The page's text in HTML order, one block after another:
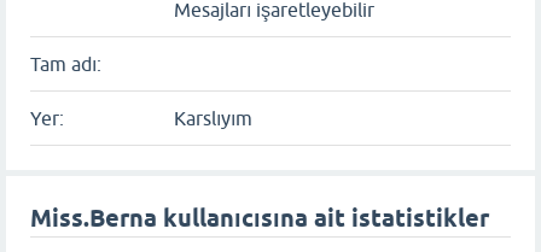
Mesajları işaretleyebilir
Tam adı:
Yer: Karslıyım
Miss.Berna kullanıcısına ait istatistikler